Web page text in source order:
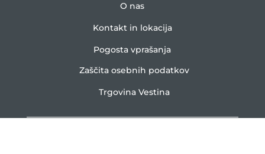
O nas
Kontakt in lokacija
Pogosta vprašanja
Zaščita osebnih podatkov
Trgovina Vestina